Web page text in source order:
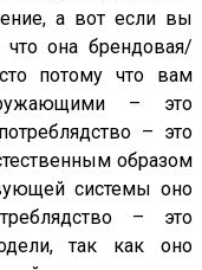
а вот если вы
что она брендовая/
потому что вам
– это
– это
образом
системы оно
– это
так как оно